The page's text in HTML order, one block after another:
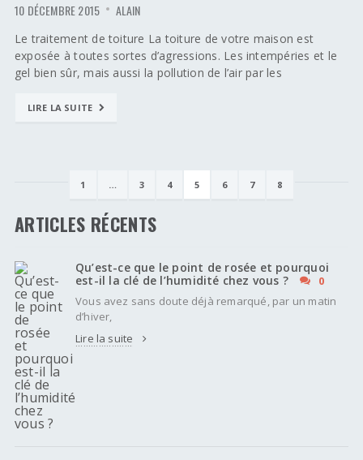
10 DÉCEMBRE 2015 ALAIN
Le traitement de toiture La toiture de votre maison est
exposée à toutes sortes d’agressions. Les intempéries et le
gel bien sûr, mais aussi la pollution de l’air par les
LIRE LA SUITE
1 … 3 4 5 6 7 8
ARTICLES RÉCENTS
Qu’est-ce que le point de rosée et pourquoi
est-il la clé de l’humidité chez vous ?
0
Vous avez sans doute déjà remarqué, par un matin
d’hiver,
Lire la suite